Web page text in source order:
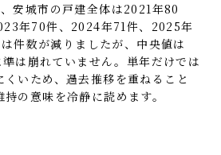
安城市の戸建全体は2021年80
年70件、2024年71件、2025年
件数が減りましたが、中央値は
は崩れていません。単年だけでは
いため、過去推移を重ねること
の意味を冷静に読めます。